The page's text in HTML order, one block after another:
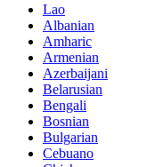
Lao
Albanian
Amharic
Armenian
Azerbaijani
Belarusian
Bengali
Bosnian
Bulgarian
Cebuano